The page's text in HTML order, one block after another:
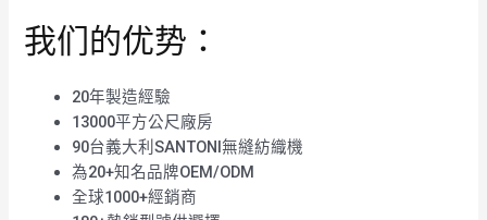
我们的优势：
20年製造經驗
13000平方公尺廠房
90台義大利SANTONI無縫紡織機
為20+知名品牌OEM/ODM
全球1000+經銷商